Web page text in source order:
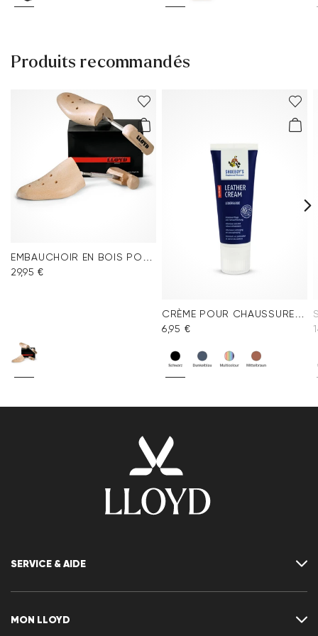
Produits recommandés
29,95 €
CRÈME POUR CHAUSSURES NOIRE
6,95 €
SERVICE & AIDE
Tableau des tailles
MON LLOYD